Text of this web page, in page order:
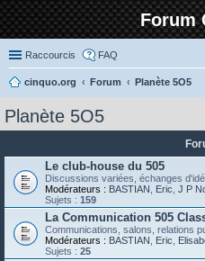
Forum
Raccourcis FAQ
cinquo.org Forum
Planète 5O5
Planète 5O5
Le club-house du 505
Discussions variées, échanges
Modérateurs : BASTIAN Eric J P
Sujets : 159
La Communication 505
Communications, salons, relations
Modérateurs : BASTIAN Eric
Sujets : 25